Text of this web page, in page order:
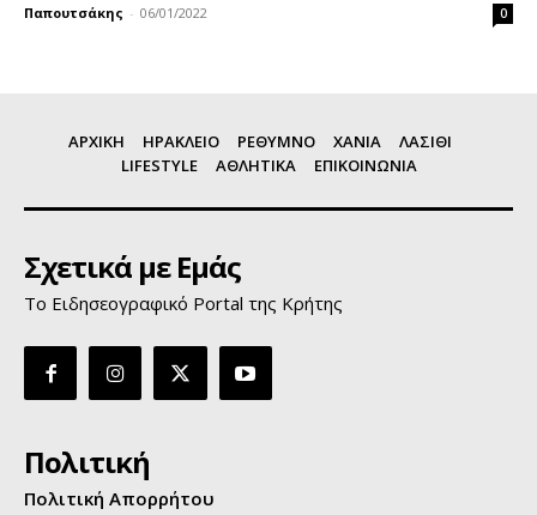
Παπουτσάκης - 06/01/2022 0
ΑΡΧΙΚΗ ΗΡΑΚΛΕΙΟ ΡΕΘΥΜΝΟ ΧΑΝΙΑ
ΛΑΣΙΘΙ
LIFESTYLE
ΑΘΛΗΤΙΚΑ ΕΠΙΚΟΙΝΩΝΙΑ
Σχετικά με Εμάς
Το Ειδησεογραφικό Portal της Κρήτης
Πολιτική
Πολιτική Απορρήτου